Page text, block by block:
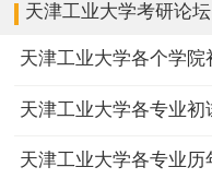
天津工业大学考研论坛